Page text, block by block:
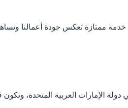
خدمة ممتازة تعكس جودة أعمالنا
الإمارات العربية المتحدة، وتكون